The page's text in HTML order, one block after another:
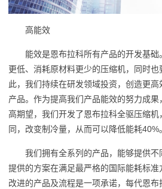
高能效
能效是恩布拉科所有产品的开发基
更低、消耗原材料更少的压缩机，同时
此，我们持续在研发领域投资，创造更
产品。作为提高我们产品能效的努力成
高期望，我们开发了恩布拉科全驱压缩
同，改变制冷量，从而可以降低能耗40%。
我们拥有全系列的产品，能够提供
提供的方案在满足最严格的国际能耗标
改进的产品及流程是一项承诺，每代恩